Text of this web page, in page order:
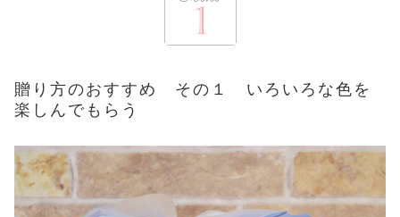
贈り方のおすすめ その１ いろいろな色を
楽しんでもらう